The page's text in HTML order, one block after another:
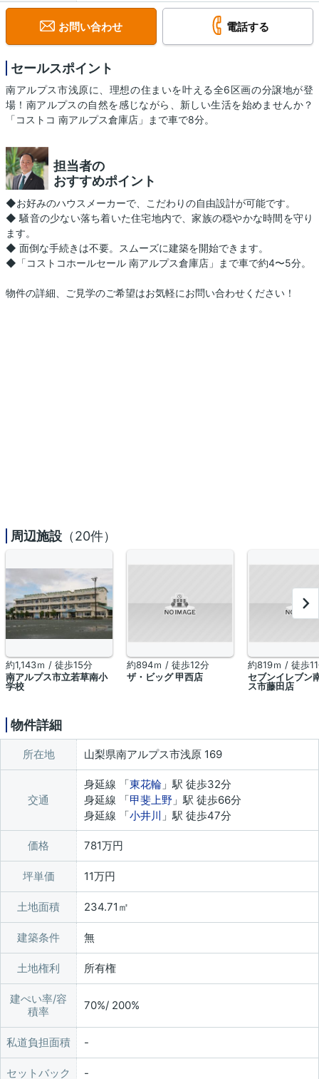
お問い合わせ 電話する
セールスポイント
南アルプス市浅原に、理想の住まいを叶える全6区画の分譲地が登
場！南アルプスの自然を感じながら、新しい生活を始めませんか？
「コストコ 南アルプス倉庫店」まで車で8分。
担当者の
おすすめポイント
◆お好みのハウスメーカーで、こだわりの自由設計が可能です。
◆ 騒音の少ない落ち着いた住宅地内で、家族の穏やかな時間を守り
ます。
◆ 面倒な手続きは不要。スムーズに建築を開始できます。
◆「コストコホールセール 南アルプス倉庫店」まで車で約4〜5分。
物件の詳細、ご見学のご希望はお気軽にお問い合わせください！
周辺施設 （20件）
約1,143ｍ / 徒歩15分
南アルプス市立若草南小
学校
約894ｍ / 徒歩12分
ザ・ビッグ 甲西店
約819ｍ / 徒歩
セブンイレブン
ス市藤田店
物件詳細
所在地 山梨県南アルプス市浅原 169
交通
身延線 「東花輪 」駅 徒歩32分
身延線 「甲斐上野 」駅 徒歩66分
身延線 「小井川 」駅 徒歩47分
価格 781万円
坪単価 11万円
土地面積 234.71㎡
建築条件 無
土地権利 所有権
建ぺい率/容
積率
70%/ 200%
私道負担面積
セットバック